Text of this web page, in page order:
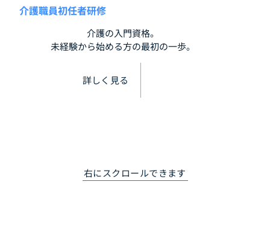
介護職員初任者研修
介護の入門資格。
未経験から始める方の最初の一歩。
詳しく見る
​右にスクロールできます